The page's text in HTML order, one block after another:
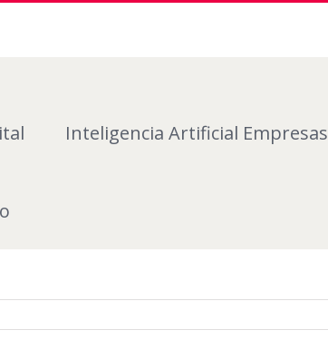
Inteligencia Artificial Empresas